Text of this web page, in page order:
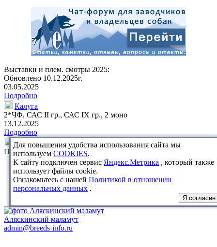
Выставки и плем. смотры 2025:
Обновлено 10.12.2025г.
03.05.2025
Подробно
Калуга
2*ЧФ, САС II гр., САС IX гр., 2 моно
13.12.2025
Подробно
Калуга
Племенной смотр
Аляскинский маламут
admin@breeds-info.ru
Для повышения удобства использования сайта мы
используемCOOKIES.
К сайту подключен сервис Яндекс.Метрика , который также
использует файлы cookie.
Ознакомьтесь с нашейПолитикой в отношении
персональных данных .
Я согласен